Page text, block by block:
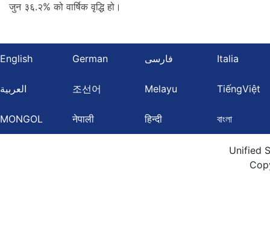
जुन ३६.२% को वार्षिक वृद्धि हो।
English German فارسی Italia
العربية 조선어 Melayu TiếngViệt
MONGOL नेपाली हिन्दी বাংলা
Unified